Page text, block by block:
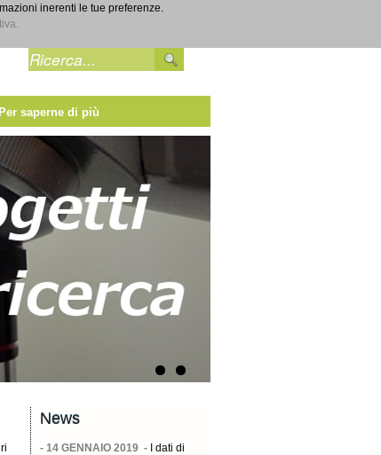
Per saperne di più
News
- 14 GENNAIO 2019 -
I dati di
inerenti le tue preferenze.